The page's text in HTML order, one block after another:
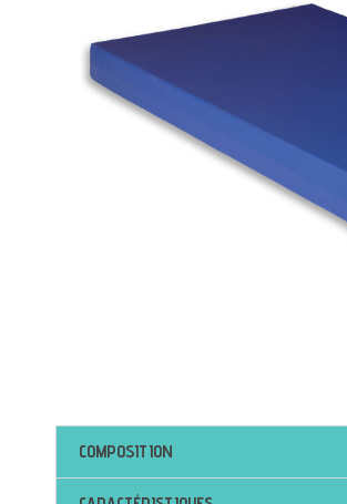
COMPOSITION